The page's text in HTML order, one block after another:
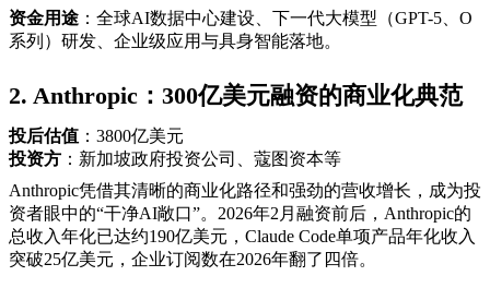
资金用途 ：全球AI数据中心建设、下一代大模型（GPT-5、O
系列）研发、企业级应用与具身智能落地。
2. Anthropic：300亿美元融资的商业化典范
投后估值 ：3800亿美元
投资方 ：新加坡政府投资公司、蔻图资本等
Anthropic凭借其清晰的商业化路径和强劲的营收增长，成为投
资者眼中的“干净AI敞口”。2026年2月融资前后，Anthropic的
总收入年化已达约190亿美元，Claude Code单项产品年化收入
突破25亿美元，企业订阅数在2026年翻了四倍。